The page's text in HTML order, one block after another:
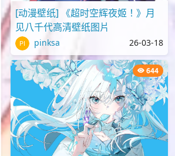
[动漫壁纸] 《超时空辉夜姬！》月
见八千代高清壁纸图片
pinksa 26-03-18
644